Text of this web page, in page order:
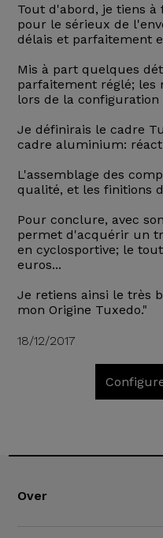
Tout d'abord, je tiens
pour le sérieux de
délais et parfaitement
Mis à part quelques
parfaitement réglé; les
lors de la
Je définirais le cadre
cadre aluminium:
L'assemblage des
qualité, et les finitions
Pour conclure, avec
permet d'acquérir un
en cyclosportive; le
euros...
Je retiens ainsi le très
mon Origine Tuxedo."
18/12/2017
Over